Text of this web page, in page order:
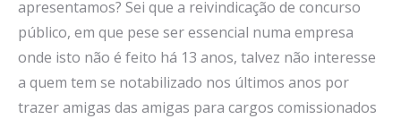
apresentamos? Sei que a reivindicação de concurso
público, em que pese ser essencial numa empresa
onde isto não é feito há 13 anos, talvez não interesse
a quem tem se notabilizado nos últimos anos por
trazer amigas das amigas para cargos comissionados